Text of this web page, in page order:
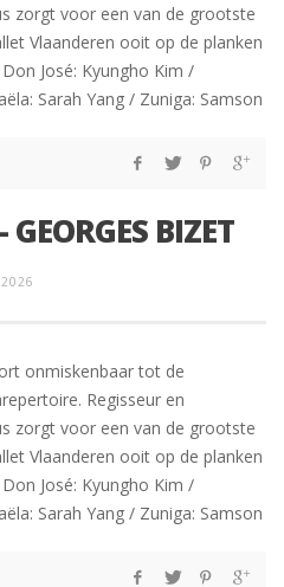
zorgt voor een van de grootste
Vlaanderen ooit op de planken
José: Kyungho Kim /
Sarah Yang / Zuniga: Samson
BIZET
onmiskenbaar tot de
Regisseur en
zorgt voor een van de grootste
Vlaanderen ooit op de planken
José: Kyungho Kim /
Sarah Yang / Zuniga: Samson